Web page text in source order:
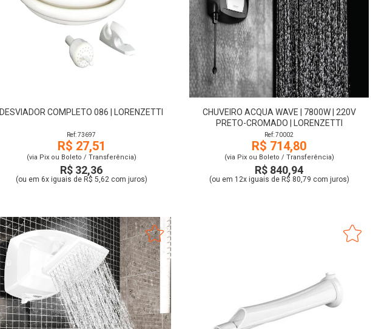
DESVIADOR COMPLETO 086 | LORENZETTI
Ref: 73697
R$ 27,51
(via Pix ou Boleto / Transferência)
R$ 32,36
(ou em 6x iguais de R$ 5,62 com juros)
CHUVEIRO ACQUA WAVE | 7800W | 220V
PRETO-CROMADO | LORENZETTI
Ref: 70002
R$ 714,80
(via Pix ou Boleto / Transferência)
R$ 840,94
(ou em 12x iguais de R$ 80,79 com juros)